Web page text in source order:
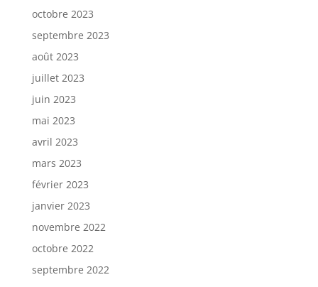
octobre 2023
septembre 2023
août 2023
juillet 2023
juin 2023
mai 2023
avril 2023
mars 2023
février 2023
janvier 2023
novembre 2022
octobre 2022
septembre 2022